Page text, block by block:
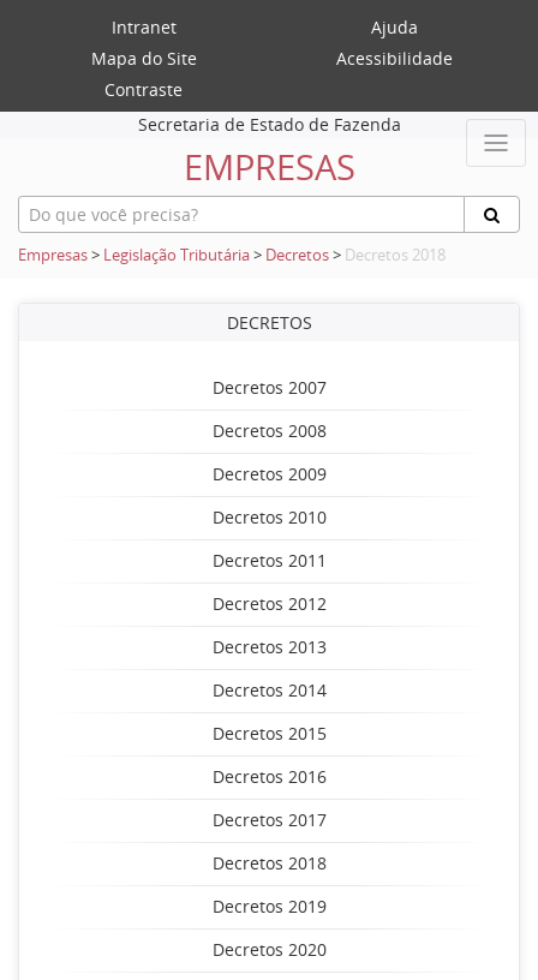
Intranet
Ajuda
Mapa do Site
Acessibilidade
Contraste
Secretaria de Estado de Fazenda
EMPRESAS
Empresas> Legislação Tributária> Decretos> Decretos 2018
DECRETOS
Decretos 2007
Decretos 2008
Decretos 2009
Decretos 2010
Decretos 2011
Decretos 2012
Decretos 2013
Decretos 2014
Decretos 2015
Decretos 2016
Decretos 2017
Decretos 2018
Decretos 2019
Decretos 2020